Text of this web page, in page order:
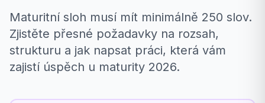
Maturitní sloh musí mít minimálně 250 slov.
Zjistěte přesné požadavky na rozsah,
strukturu a jak napsat práci, která vám
zajistí úspěch u maturity 2026.